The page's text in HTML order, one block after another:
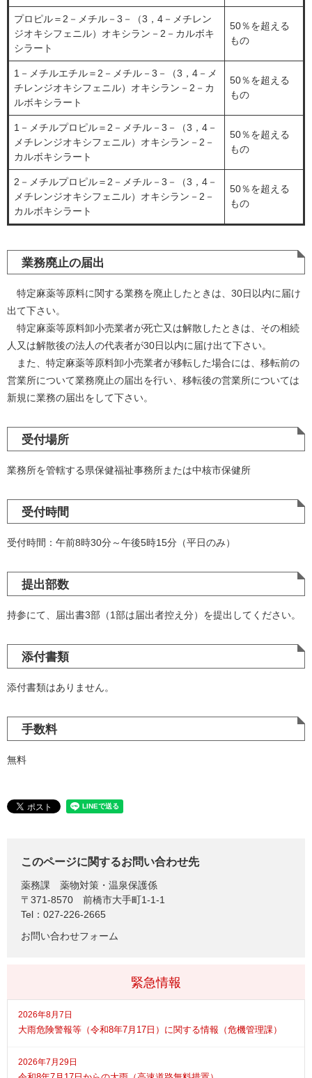
プロピル＝2－メチル－3－（3，4－メチレン
ジオキシフェニル）オキシラン－2－カルボキ
シラート
50％を超える
もの
1－メチルエチル＝2－メチル－3－（3，4－メ
チレンジオキシフェニル）オキシラン－2－カ
ルボキシラート
50％を超える
もの
1－メチルプロピル＝2－メチル－3－（3，4－
メチレンジオキシフェニル）オキシラン－2－
カルボキシラート
50％を超える
もの
2－メチルプロピル＝2－メチル－3－（3，4－
メチレンジオキシフェニル）オキシラン－2－
カルボキシラート
50％を超える
もの
業務廃止の届出
特定麻薬等原料に関する業務を廃止したときは、30日以内に届け
出て下さい。
特定麻薬等原料卸小売業者が死亡又は解散したときは、その相続
人又は解散後の法人の代表者が30日以内に届け出て下さい。
また、特定麻薬等原料卸小売業者が移転した場合には、移転前の
営業所について業務廃止の届出を行い、移転後の営業所については
新規に業務の届出をして下さい。
受付場所
業務所を管轄する県保健福祉事務所または中核市保健所
受付時間
受付時間：午前8時30分～午後5時15分（平日のみ）
提出部数
持参にて、届出書3部（1部は届出者控え分）を提出してください。
添付書類
添付書類はありません。
手数料
無料
このページに関するお問い合わせ先
薬務課
薬物対策・温泉保護係
〒371-8570
前橋市大手町1-1-1
Tel：027-226-2665
お問い合わせフォーム
緊急情報
2026年8月7日
大雨危険警報等（令和8年7月17日）に関する情報（危機管理課）
2026年7月29日